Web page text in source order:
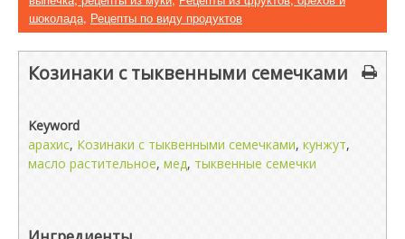
шоколада, Рецепты по виду продуктов
Козинаки с тыквенными семечками
Keyword
арахис, Козинаки с тыквенными семечками, кунжут,
масло растительное, мед, тыквенные семечки